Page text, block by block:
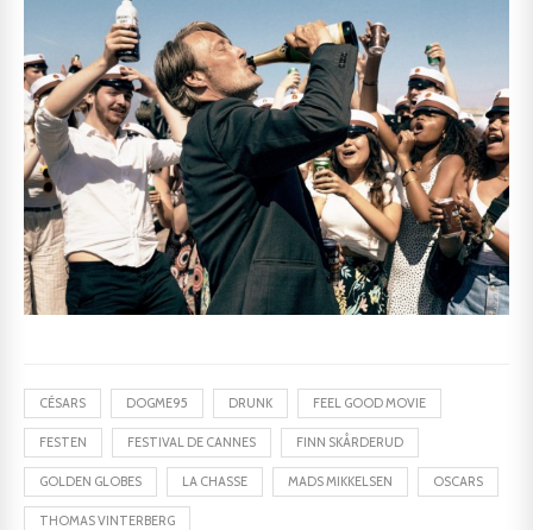
CÉSARS DOGME95 DRUNK FEEL GOOD MOVIE
FESTEN FESTIVAL DE CANNES FINN SKÅRDERUD
GOLDEN GLOBES LA CHASSE MADS MIKKELSEN OSCARS
THOMAS VINTERBERG